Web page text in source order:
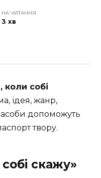
НА ЧИТАННЯ
3 хв
коли собі
ідея, жанр,
допоможуть
твору.
скажу»